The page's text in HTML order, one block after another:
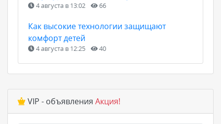
4 августа в 13:02 66
Как высокие технологии защищают
комфорт детей
4 августа в 12:25 40
VIP - объявления Акция!